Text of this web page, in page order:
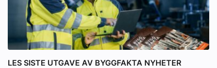
LES SISTE UTGAVE AV BYGGFAKTA NYHETER